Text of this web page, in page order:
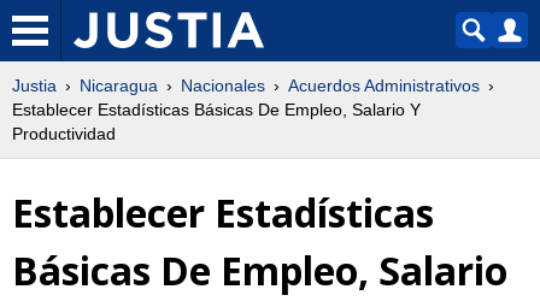
Justia Nicaragua Nacionales
Acuerdos Administrativos
Establecer Estadísticas Básicas De Empleo, Salario Y
Productividad
Establecer Estadísticas
Básicas De Empleo, Salario